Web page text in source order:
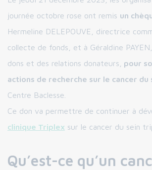
journée octobre rose ont remis un
Hermeline DELEPOUVE, directrice
collecte de fonds, et à Géraldine
dons et des relations donateurs,
pour
actions de recherche sur le cancer du
Centre Baclesse.
Ce don va permettre de continuer à
clinique Triplex sur le cancer du sein
Qu’est-ce qu’un